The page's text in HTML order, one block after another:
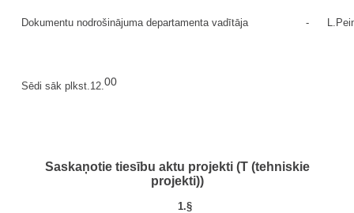
Dokumentu nodrošinājuma departamenta vadītāja -
Sēdi sāk plkst.12.00
Saskaņotie tiesību aktu projekti (T (tehniskie
projekti))
1.§